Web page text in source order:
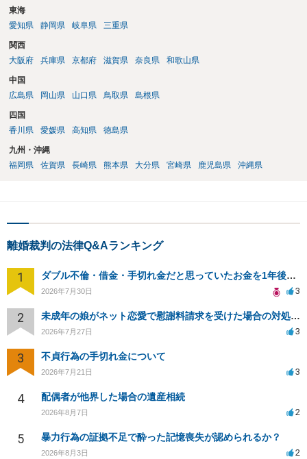
東海
愛知県
静岡県 岐阜県 三重県
関西
大阪府
兵庫県 京都府 滋賀県 奈良県 和歌山県
中国
広島県
岡山県 山口県 鳥取県 島根県
四国
香川県
愛媛県 高知県 徳島県
九州・沖縄
福岡県
佐賀県 長崎県 熊本県 大分県 宮崎県 鹿児島県 沖縄県
離婚裁判の法律Q&Aランキング
1 ダブル不倫・借金・手切れ金だと思っていたお金を1年後いまさら脅迫罪として通知書が来てまとめて請求
2026年7月30日 3
2 未成年の娘がネット恋愛で慰謝料請求を受けた場合の対処法は？
2026年7月27日 3
3 不貞行為の手切れ金について
2026年7月21日 3
4 配偶者が他界した場合の遺産相続
2026年8月7日 2
5 暴力行為の証拠不足で酔った記憶喪失が認められるか？
2026年8月3日 2